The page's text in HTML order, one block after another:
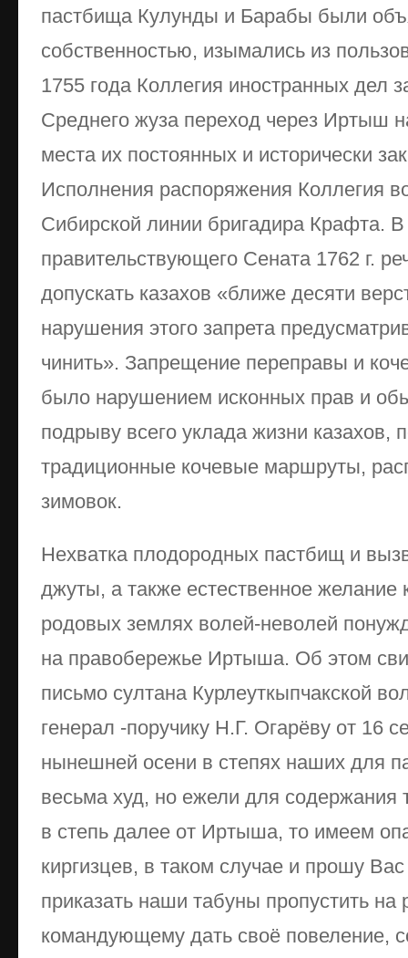
пастбища Кулунды и Барабы были
собственностью, изымались из
1755 года Коллегия иностранных дел
Среднего жуза переход через Иртыш
места их постоянных и исторически
Исполнения распоряжения Коллегия
Сибирской линии бригадира Крафта. В
правительствующего Сената 1762 г.
допускать казахов «ближе десяти
нарушения этого запрета
чинить». Запрещение переправы и
было нарушением исконных прав и
подрыву всего уклада жизни казахов,
традиционные кочевые маршруты,
зимовок.
Нехватка плодородных пастбищ и
джуты, а также естественное желание
родовых землях волей-неволей
на правобережье Иртыша. Об этом
письмо султана Курлеуткыпчакской
генерал -поручику Н.Г. Огарёву от 16
нынешней осени в степях наших для
весьма худ, но ежели для содержания
в степь далее от Иртыша, то имеем
киргизцев, в таком случае и прошу
приказать наши табуны пропустить на
командующему дать своё повеление,